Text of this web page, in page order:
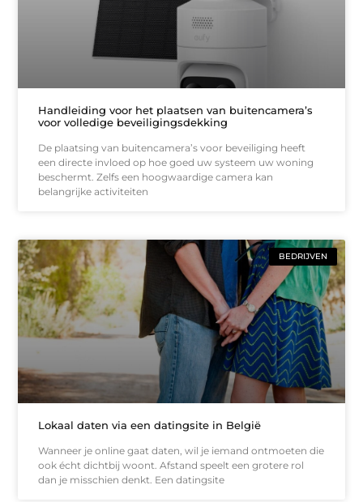
Handleiding voor het plaatsen van buitencamera’s
voor volledige beveiligingsdekking
De plaatsing van buitencamera’s voor beveiliging heeft
een directe invloed op hoe goed uw systeem uw woning
beschermt. Zelfs een hoogwaardige camera kan
belangrijke activiteiten
BEDRIJVEN
Lokaal daten via een datingsite in België
Wanneer je online gaat daten, wil je iemand ontmoeten die
ook écht dichtbij woont. Afstand speelt een grotere rol
dan je misschien denkt. Een datingsite